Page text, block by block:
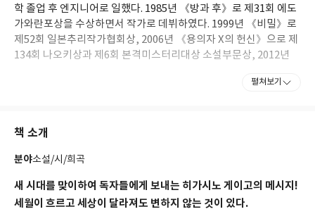
학 졸업 후 엔지니어로 일했다. 1985년 《방과 후》로 제31회 에도
가와란포상을 수상하면서 작가로 데뷔하였다. 1999년 《비밀》로
제52회 일본추리작가협회상, 2006년 《용의자 X의 헌신》으로 제
134회 나오키상과 제6회 본격미스터리대상 소설부문상, 2012년
《몽환화》로 제26회 시바타렌자부로상, 2014년 《기도의 막이
《몽환화》 《위험한 비너스》 《눈보라 체이스》 《연애의 행
《마더 크리스마스》, 에세이 《히가시노 게이고의 무한도전》을
출간하였다. 2026년 7월 23일 향년 68세 대장암으로 별세하였다.
펼쳐보기
책 소개
분야소설/시/희곡
새 시대를 맞이하여 독자들에게 보내는 히가시노 게이고의 메시지!
세월이 흐르고 세상이 달라져도 변하지 않는 것이 있다.